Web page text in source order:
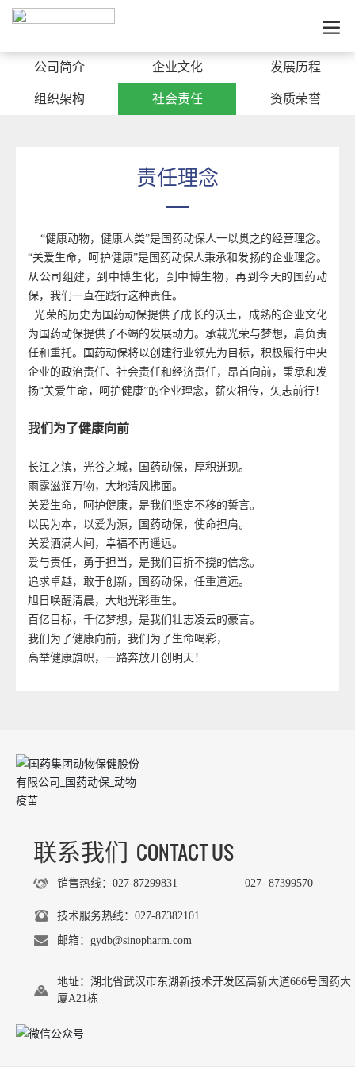
公司简介 企业文化 发展历程
组织架构 社会责任 资质荣誉
责任理念
“健康动物，健康人类”是国药动保人一以贯之的经营理念。
“关爱生命，呵护健康”是国药动保人秉承和发扬的企业理念。
从公司组建，到中博生化，到中博生物，再到今天的国药动
保，我们一直在践行这种责任。
光荣的历史为国药动保提供了成长的沃土，成熟的企业文化
为国药动保提供了不竭的发展动力。承载光荣与梦想，肩负责
任和重托。国药动保将以创建行业领先为目标，积极履行中央
企业的政治责任、社会责任和经济责任，昂首向前，秉承和发
扬“关爱生命，呵护健康”的企业理念，薪火相传，矢志前行！
我们为了健康向前
长江之滨，光谷之城，国药动保，厚积迸现。
雨露滋润万物，大地清风拂面。
关爱生命，呵护健康，是我们坚定不移的誓言。
以民为本，以爱为源，国药动保，使命担肩。
关爱洒满人间，幸福不再遥远。
爱与责任，勇于担当，是我们百折不挠的信念。
追求卓越，敢于创新，国药动保，任重道远。
旭日唤醒清晨，大地光彩重生。
百亿目标，千亿梦想，是我们壮志凌云的豪言。
我们为了健康向前，我们为了生命喝彩，
高举健康旗帜，一路奔放开创明天！
联系我们 CONTACT US
销售热线：027-87299831 027- 87399570
技术服务热线：027-87382101
邮箱：gydb@sinopharm.com
地址：湖北省武汉市东湖新技术开发区高新大道666号国药大
厦A21栋